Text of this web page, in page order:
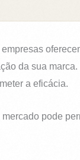
da sua
a eficácia.
pode